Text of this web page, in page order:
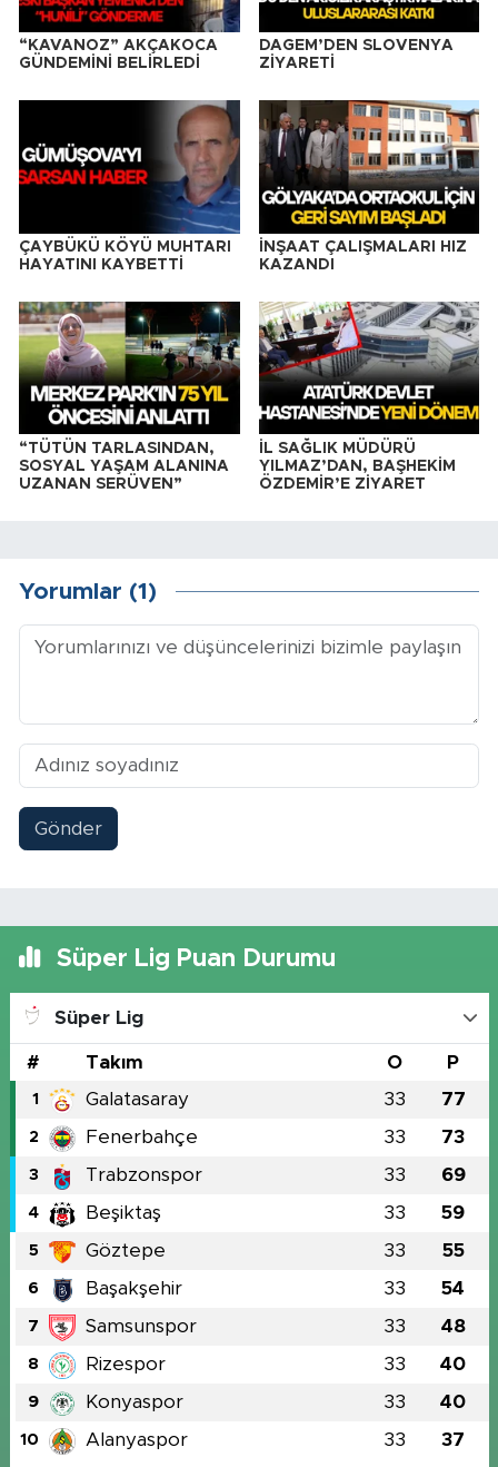
“KAVANOZ” AKÇAKOCA
GÜNDEMİNİ BELİRLEDİ
DAGEM’DEN SLOVENYA
ZİYARETİ
ÇAYBÜKÜ KÖYÜ MUHTARI
HAYATINI KAYBETTİ
İNŞAAT ÇALIŞMALARI HIZ
KAZANDI
“TÜTÜN TARLASINDAN,
SOSYAL YAŞAM ALANINA
UZANAN SERÜVEN”
İL SAĞLIK MÜDÜRÜ
YILMAZ’DAN, BAŞHEKİM
ÖZDEMİR’E ZİYARET
Yorumlar (1)
Gönder
Süper Lig Puan Durumu
Süper Lig
# Takım O P
1 Galatasaray 33 77
2 Fenerbahçe 33 73
3 Trabzonspor 33 69
4 Beşiktaş 33 59
5 Göztepe 33 55
6 Başakşehir 33 54
7 Samsunspor 33 48
8 Rizespor 33 40
9 Konyaspor 33 40
10 Alanyaspor 33 37